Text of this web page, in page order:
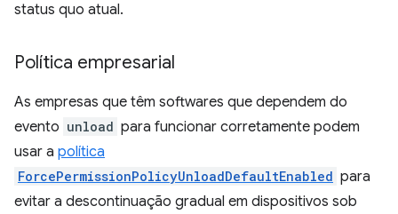
status quo atual.
Política empresarial
As empresas que têm softwares que dependem do
evento unload para funcionar corretamente podem
usar a política
ForcePermissionPolicyUnloadDefaultEnabled para
evitar a descontinuação gradual em dispositivos sob